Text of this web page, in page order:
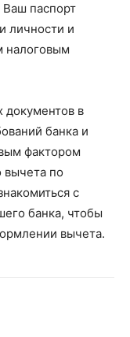
паспорт
личности и
налоговым
документов в
банка и
фактором
вычета по
с
банка, чтобы
вычета.